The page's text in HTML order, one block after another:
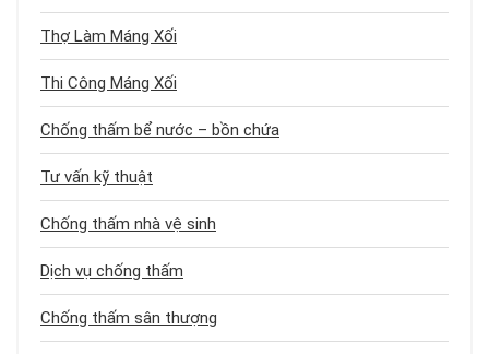
Thợ Làm Máng Xối
Thi Công Máng Xối
Chống thấm bể nước – bồn chứa
Tư vấn kỹ thuật
Chống thấm nhà vệ sinh
Dịch vụ chống thấm
Chống thấm sân thượng